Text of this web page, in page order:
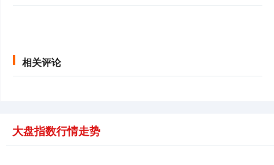
相关评论
大盘指数行情走势